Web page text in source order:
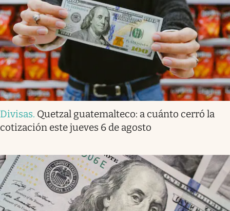
Divisas. Quetzal guatemalteco: a cuánto cerró la
cotización este jueves 6 de agosto